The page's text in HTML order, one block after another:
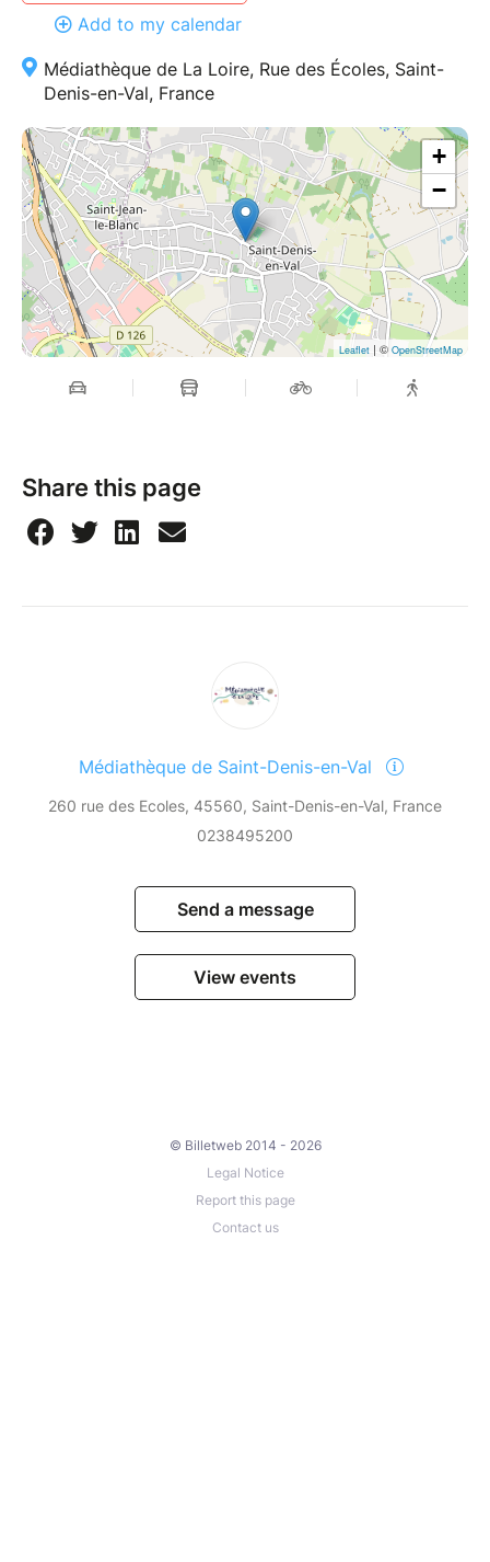
Add to my calendar
Médiathèque de La Loire, Rue des Écoles, Saint-
Denis-en-Val, France
+
−
Leaflet | © OpenStreetMap
Share this page
Médiathèque de Saint-Denis-en-Val
260 rue des Ecoles, 45560, Saint-Denis-en-Val, France
0238495200
Send a message
View events
© Billetweb 2014 - 2026
Legal Notice
Report this page
Contact us